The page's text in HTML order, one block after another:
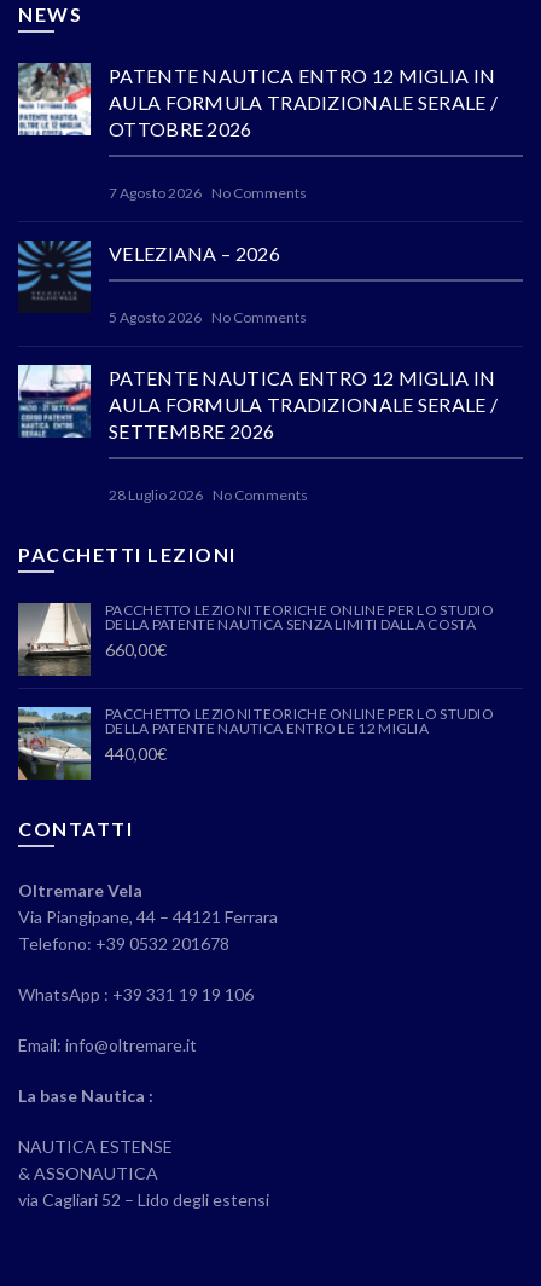
NEWS
PATENTE NAUTICA ENTRO 12 MIGLIA IN
AULA FORMULA TRADIZIONALE SERALE /
OTTOBRE 2026
7 Agosto 2026 No Comments
VELEZIANA – 2026
5 Agosto 2026 No Comments
PATENTE NAUTICA ENTRO 12 MIGLIA IN
AULA FORMULA TRADIZIONALE SERALE /
SETTEMBRE 2026
28 Luglio 2026 No Comments
PACCHETTI LEZIONI
PACCHETTO LEZIONI TEORICHE ONLINE PER LO STUDIO
DELLA PATENTE NAUTICA SENZA LIMITI DALLA COSTA
660,00€
PACCHETTO LEZIONI TEORICHE ONLINE PER LO STUDIO
DELLA PATENTE NAUTICA ENTRO LE 12 MIGLIA
440,00€
CONTATTI
Oltremare Vela
Via Piangipane, 44 – 44121 Ferrara
Telefono: +39 0532 201678
WhatsApp : +39 331 19 19 106
Email: info@oltremare.it
La base Nautica :
NAUTICA ESTENSE
& ASSONAUTICA
via Cagliari 52 – Lido degli estensi